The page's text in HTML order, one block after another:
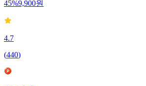
45%9,900원
4.7
(440)